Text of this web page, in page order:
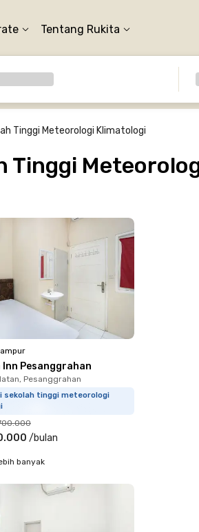
Tentang Rukita
Tinggi Meteorologi Klimatologi
Tinggi
Inn Pesanggrahan
Pesanggrahan
sekolah tinggi meteorologi
/bulan
banyak